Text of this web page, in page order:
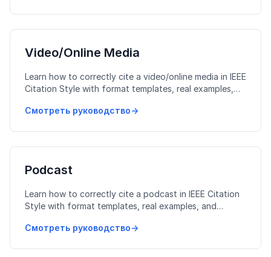
Video/Online Media
Learn how to correctly cite a video/online media in IEEE
Citation Style with format templates, real examples,
Смотреть руководство→
Podcast
Learn how to correctly cite a podcast in IEEE Citation
Style with format templates, real examples, and
Смотреть руководство→